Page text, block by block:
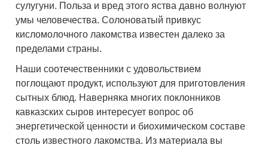
сулугуни. Польза и вред этого яства давно волнуют
умы человечества. Солоноватый привкус
кисломолочного лакомства известен далеко за
пределами страны.
Наши соотечественники с удовольствием
поглощают продукт, используют для приготовления
сытных блюд. Наверняка многих поклонников
кавказских сыров интересует вопрос об
энергетической ценности и биохимическом составе
столь известного лакомства. Из материала вы